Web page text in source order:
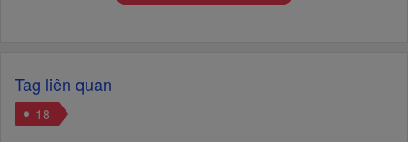
Tag liên quan
18